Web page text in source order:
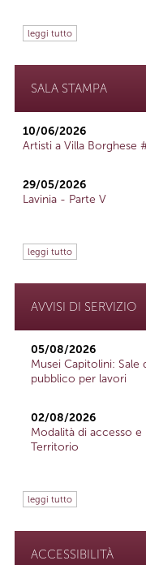
leggi tutto
SALA STAMPA
10/06/2026
Artisti a Villa Borghese
29/05/2026
Lavinia - Parte V
leggi tutto
AVVISI DI SERVIZIO
05/08/2026
Musei Capitolini:
pubblico per lavori
02/08/2026
Modalità di accesso
Territorio
leggi tutto
ACCESSIBILITÀ